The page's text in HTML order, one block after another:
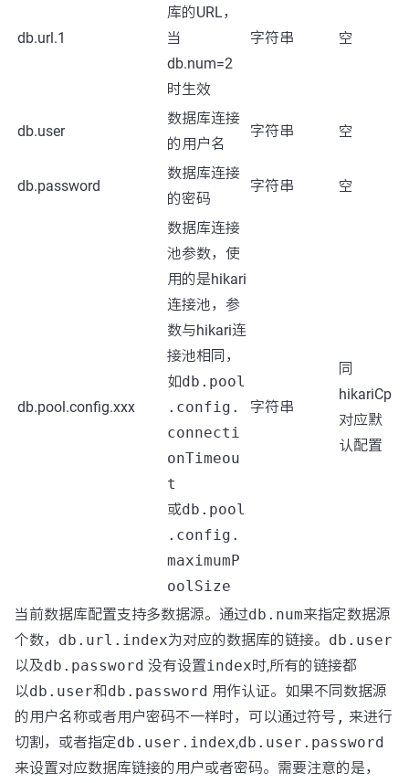
db.url.1
库的URL，
当
db.num=2
时生效
字符串 空
db.user
数据库连接
的用户名
字符串 空
db.password
数据库连接
的密码
字符串 空
db.pool.config.xxx
数据库连接
池参数，使
用的是hikari
连接池，参
数与hikari连
接池相同，
如db.pool
.config.
connecti
onTimeou
t
或db.pool
.config.
maximumP
oolSize
字符串
同
hikariCp
对应默
认配置
当前数据库配置支持多数据源。通过db.num来指定数据源
个数， db.url.index为对应的数据库的链接。 db.user
以及db.password 没有设置index时,所有的链接都
以db.user和db.password 用作认证。如果不同数据源
的用户名称或者用户密码不一样时，可以通过符号 , 来进行
切割，或者指定db.user.index,db.user.password
来设置对应数据库链接的用户或者密码。需要注意的是，